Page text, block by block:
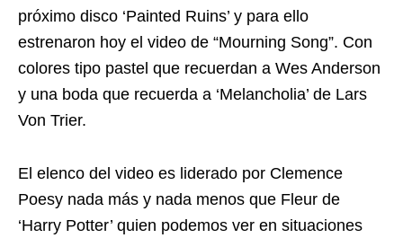
próximo disco ‘Painted Ruins’ y para ello
estrenaron hoy el video de “Mourning Song”. Con
colores tipo pastel que recuerdan a Wes Anderson
y una boda que recuerda a ‘Melancholia’ de Lars
Von Trier.
El elenco del video es liderado por Clemence
Poesy nada más y nada menos que Fleur de
‘Harry Potter’ quien podemos ver en situaciones